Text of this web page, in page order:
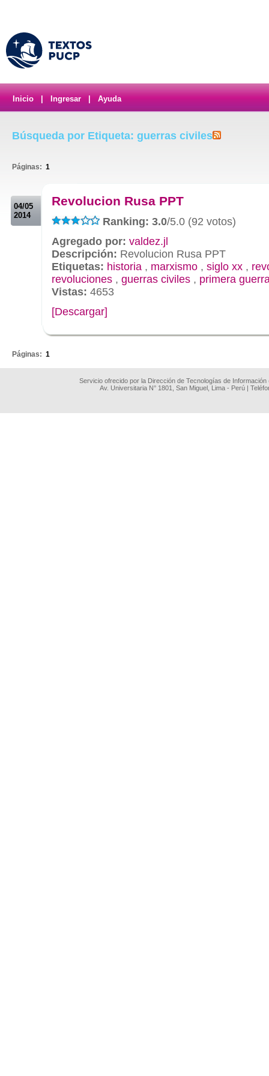
Inicio Ingresar Ayuda
Búsqueda por Etiqueta: guerras civiles
Páginas: 1
04/05
2014
Revolucion Rusa PPT
Ranking: 3.0/5.0 (92 votos)
Agregado por: valdez.jl
Descripción: Revolucion Rusa PPT
Etiquetas: historia , marxismo , siglo xx ,
revoluciones , guerras civiles , primera
Vistas: 4653
[Descargar]
Páginas: 1
Servicio ofrecido por la Dirección de Tecnologías de
Av. Universitaria N° 1801, San Miguel, Lima - Perú |